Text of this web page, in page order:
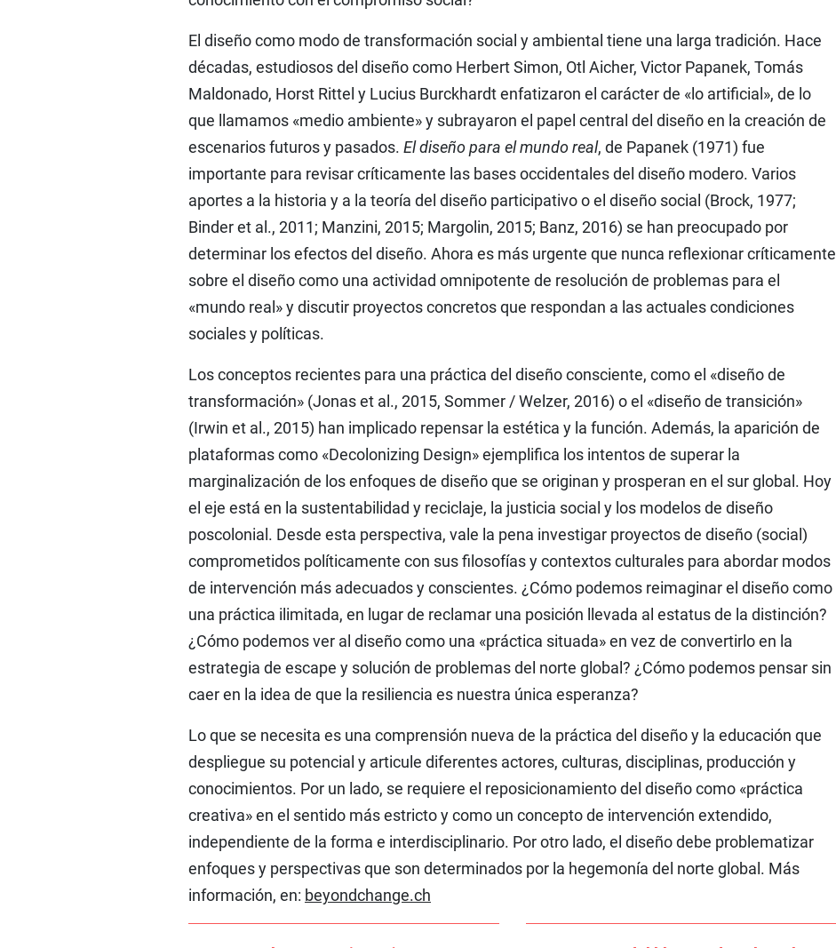
El diseño como modo de transformación social y ambiental tiene una larga tradición. Hace
décadas, estudiosos del diseño como Herbert Simon, Otl Aicher, Victor Papanek, Tomás
Maldonado, Horst Rittel y Lucius Burckhardt enfatizaron el carácter de «lo artificial», de lo
que llamamos «medio ambiente» y subrayaron el papel central del diseño en la creación de
escenarios futuros y pasados. El diseño para el mundo real, de Papanek (1971) fue
importante para revisar críticamente las bases occidentales del diseño modero. Varios
aportes a la historia y a la teoría del diseño participativo o el diseño social (Brock, 1977;
Binder et al., 2011; Manzini, 2015; Margolin, 2015; Banz, 2016) se han preocupado por
determinar los efectos del diseño. Ahora es más urgente que nunca reflexionar críticamente
sobre el diseño como una actividad omnipotente de resolución de problemas para el
«mundo real» y discutir proyectos concretos que respondan a las actuales condiciones
sociales y políticas.
Los conceptos recientes para una práctica del diseño consciente, como el «diseño de
transformación» (Jonas et al., 2015, Sommer / Welzer, 2016) o el «diseño de transición»
(Irwin et al., 2015) han implicado repensar la estética y la función. Además, la aparición de
plataformas como «Decolonizing Design» ejemplifica los intentos de superar la
marginalización de los enfoques de diseño que se originan y prosperan en el sur global. Hoy
el eje está en la sustentabilidad y reciclaje, la justicia social y los modelos de diseño
poscolonial. Desde esta perspectiva, vale la pena investigar proyectos de diseño (social)
comprometidos políticamente con sus filosofías y contextos culturales para abordar modos
de intervención más adecuados y conscientes. ¿Cómo podemos reimaginar el diseño como
una práctica ilimitada, en lugar de reclamar una posición llevada al estatus de la distinción?
¿Cómo podemos ver al diseño como una «práctica situada» en vez de convertirlo en la
estrategia de escape y solución de problemas del norte global? ¿Cómo podemos pensar sin
caer en la idea de que la resiliencia es nuestra única esperanza?
Lo que se necesita es una comprensión nueva de la práctica del diseño y la educación que
despliegue su potencial y articule diferentes actores, culturas, disciplinas, producción y
conocimientos. Por un lado, se requiere el reposicionamiento del diseño como «práctica
creativa» en el sentido más estricto y como un concepto de intervención extendido,
independiente de la forma e interdisciplinario. Por otro lado, el diseño debe problematizar
enfoques y perspectivas que son determinados por la hegemonía del norte global. Más
información, en: beyondchange.ch